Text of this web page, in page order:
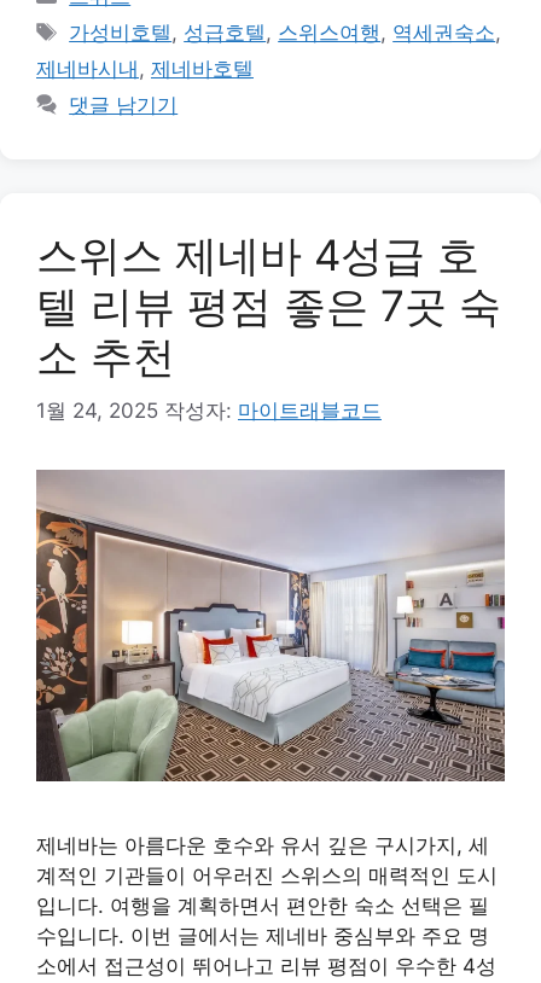
테
리
태
그
가성비호텔, 성급호텔, 스위스여행, 역세권숙소,
제네바시내 , 제네바호텔
댓글 남기기
스위스 제네바 4성급 호
텔 리뷰 평점 좋은 7곳 숙
소 추천
1월 24, 2025 작성자: 마이트래블코드
제네바는 아름다운 호수와 유서 깊은 구시가지, 세
계적인 기관들이 어우러진 스위스의 매력적인 도시
입니다. 여행을 계획하면서 편안한 숙소 선택은 필
수입니다. 이번 글에서는 제네바 중심부와 주요 명
소에서 접근성이 뛰어나고 리뷰 평점이 우수한 4성